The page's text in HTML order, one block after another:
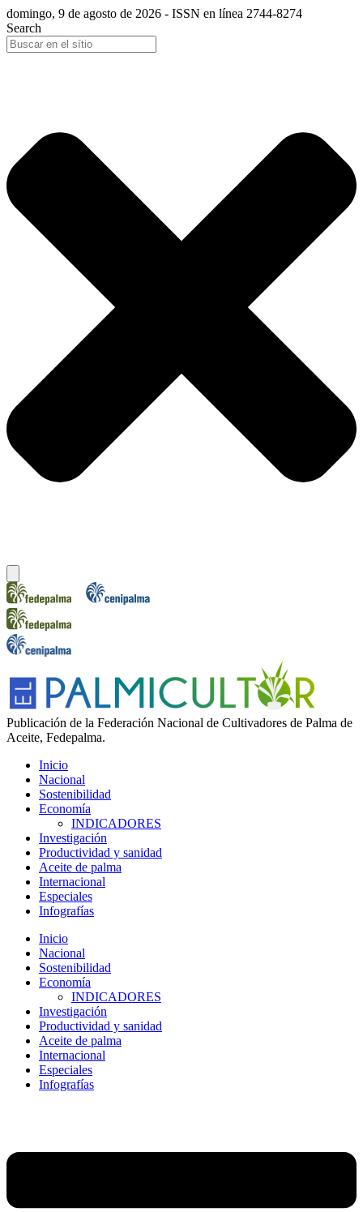
domingo, 9 de agosto de 2026 - ISSN en línea 2744-8274
Search
Publicación de la Federación Nacional de Cultivadores de Palma de
Aceite, Fedepalma.
Inicio
Nacional
Sostenibilidad
Economía
INDICADORES
Investigación
Productividad y sanidad
Aceite de palma
Internacional
Especiales
Infografías
Inicio
Nacional
Sostenibilidad
Economía
INDICADORES
Investigación
Productividad y sanidad
Aceite de palma
Internacional
Especiales
Infografías